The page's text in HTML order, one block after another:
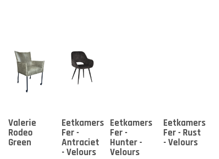
Valerie
Rodeo
Green
Eetkamerstoel
Fer -
Antraciet
- Velours
Eetkamerstoel
Fer -
Hunter -
Velours
Fer - Rust
- Velours